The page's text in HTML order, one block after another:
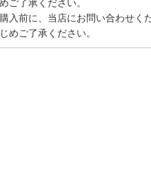
ご了承ください。
入前に、当店にお問い合わせく
めご了承ください。